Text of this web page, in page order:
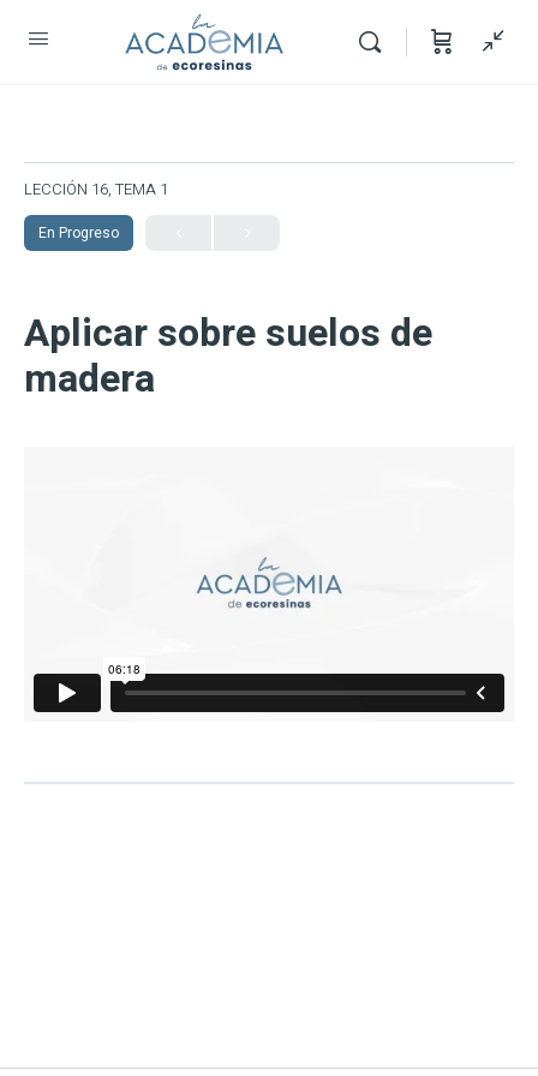
LECCIÓN 16, TEMA 1
En Progreso
Aplicar sobre suelos de
madera